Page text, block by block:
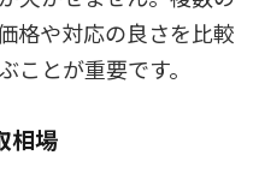
格や対応の良さを比較
ことが重要です。
相場